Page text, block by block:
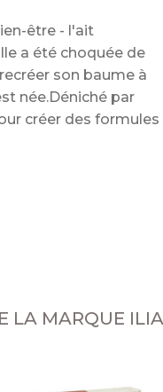
être - l'ait
a été choquée de
son baume à
née.Déniché par
créer des formules
LA MARQUE ILIA